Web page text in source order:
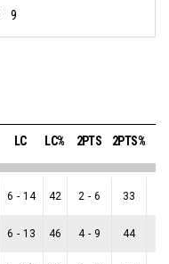
9
LC LC% 2PTS 2PTS%
6 - 14 42 2 - 6 33
6 - 13 46 4 - 9 44